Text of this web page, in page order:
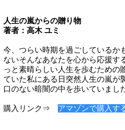
人生の嵐からの贈り物
著者：高木 ユミ
今、つらい時期を過ごしているか
ないそんなあなたを心から応援す
っと素晴らしい人生を歩むための
ていた私にある日突然人生の嵐が
口のない暗闇の中を歩いていまし
購入リンク⇒ アマゾンで購入す